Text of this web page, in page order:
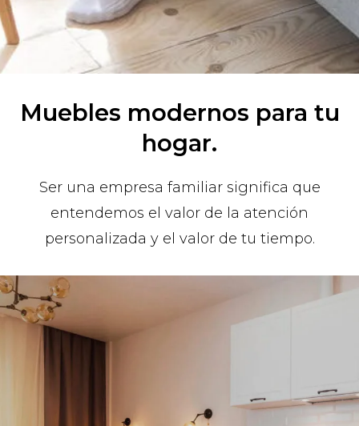
Muebles modernos para tu
hogar.
Ser una empresa familiar significa que
entendemos el valor de la atención
personalizada y el valor de tu tiempo.